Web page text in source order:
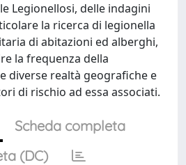
Legionellosi, delle indagini
la ricerca di legionella
di abitazioni ed alberghi,
la frequenza della
diverse realtà geografiche e
di rischio ad essa associati.
Scheda completa
(DC)